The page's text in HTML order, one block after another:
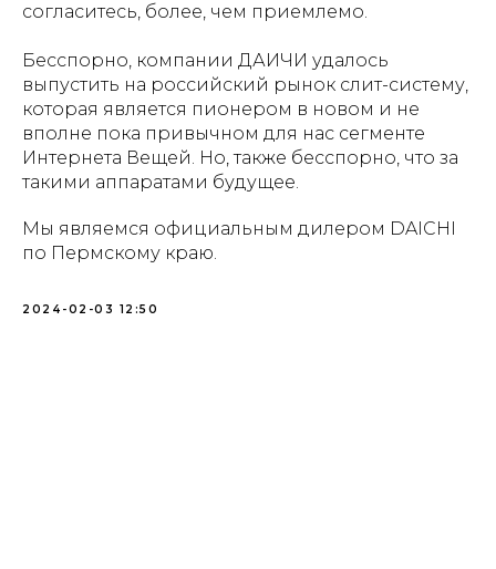
согласитесь, более, чем приемлемо.
Бесспорно, компании ДАИЧИ удалось
выпустить на российский рынок слит-систему,
которая является пионером в новом и не
вполне пока привычном для нас сегменте
Интернета Вещей. Но, также бесспорно, что за
такими аппаратами будущее.
Мы являемся официальным дилером DAICHI
по Пермскому краю.
2024-02-03 12:50